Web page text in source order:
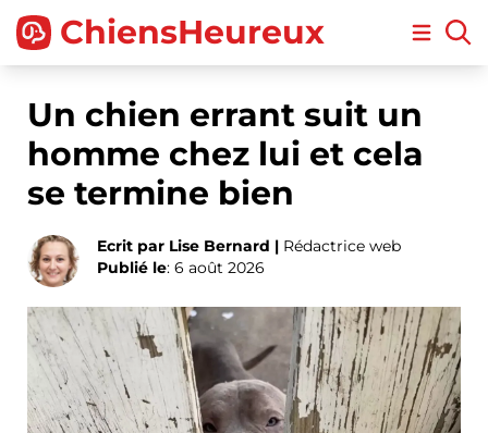
ChiensHeureux Open
Un chien errant suit un
homme chez lui et cela
se termine bien
Ecrit par Lise Bernard | Rédactrice web
Publié le: 6 août 2026